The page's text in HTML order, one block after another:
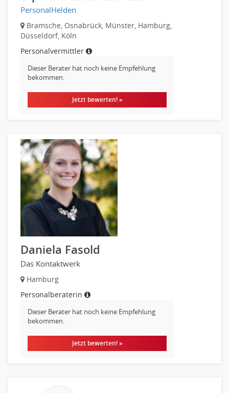
Finanzen Leitung, Teamleitung
Rechnungswesen
Revision
Treasury
Arbeitssicherheit
Elektrik, Sanitär, Heizung, Klima
Fertigung, Produktion
Gastronomie, Hotellerie
Holzhandwerk
Handwerk, Dienstleistung & Fertigung Leitung, Teamleitung
Maler, Lackierer
Mechaniker
Nahrungsmittelherstellung, -verarbeitung
Raumgestaltung
Reiseverkehr, Touristik
Sicherheitsdienste, Schutzdienste
Automatisierungstechnik
Bauwesen
Elektrotechnik, Elektronik
Energie und Umwelttechnik
PersonalHelden
Bramsche, Osnabrück, Münster, Hamburg,
Düsseldorf, Köln
Personalvermittler
Dieser Berater hat noch keine Empfehlung
bekommen.
Jetzt bewerten! »
Daniela Fasold
Das Kontaktwerk
Hamburg
Personalberaterin
Dieser Berater hat noch keine Empfehlung
bekommen.
Jetzt bewerten! »